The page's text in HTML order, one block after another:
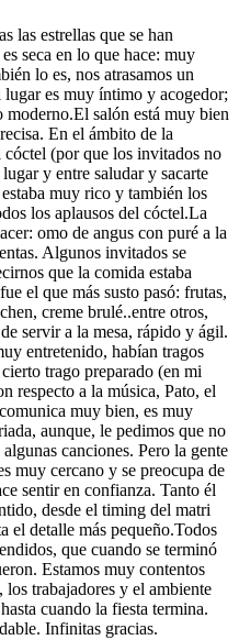
las estrellas que se han
seca en lo que hace: muy
lo es, nos atrasamos un
es muy íntimo y acogedor;
salón está muy bien
En el ámbito de la
(por que los invitados no
y entre saludar y sacarte
muy rico y también los
los aplausos del cóctel.La
omo de angus con puré a la
Algunos invitados se
que la comida estaba
el que más susto pasó: frutas,
creme brulé..entre otros,
servir a la mesa, rápido y ágil.
entretenido, habían tragos
trago preparado (en mi
respecto a la música, Pato, el
muy bien, es muy
aunque, le pedimos que no
canciones. Pero la gente
muy cercano y se preocupa de
sentir en confianza. Tanto él
desde el timing del matri
el detalle más pequeño.Todos
que cuando se terminó
Estamos muy contentos
trabajadores y el ambiente
cuando la fiesta termina.
Infinitas gracias.